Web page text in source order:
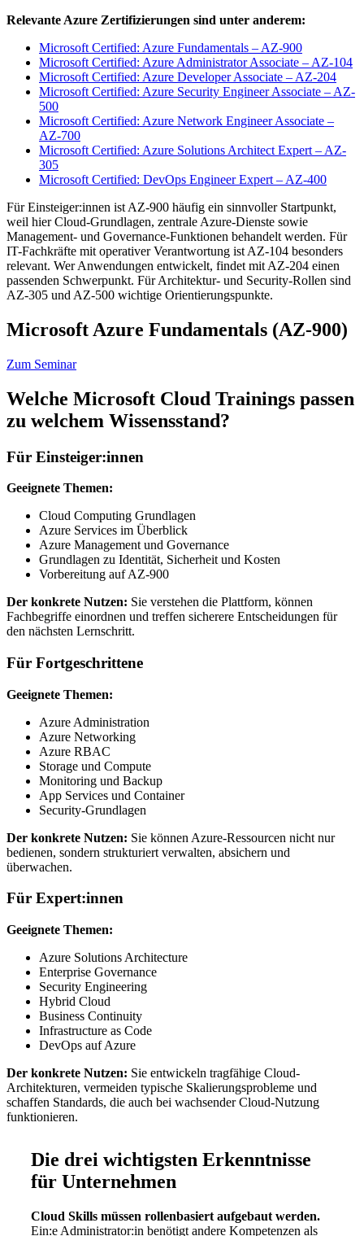
Relevante Azure Zertifizierungen sind unter anderem:
Microsoft Certified: Azure Fundamentals – AZ-900
Microsoft Certified: Azure Administrator Associate – AZ-104
Microsoft Certified: Azure Developer Associate – AZ-204
Microsoft Certified: Azure Security Engineer Associate – AZ-
500
Microsoft Certified: Azure Network Engineer Associate –
AZ-700
Microsoft Certified: Azure Solutions Architect Expert – AZ-
305
Microsoft Certified: DevOps Engineer Expert – AZ-400
Für Einsteiger:innen ist AZ-900 häufig ein sinnvoller Startpunkt,
weil hier Cloud-Grundlagen, zentrale Azure-Dienste sowie
Management- und Governance-Funktionen behandelt werden. Für
IT-Fachkräfte mit operativer Verantwortung ist AZ-104 besonders
relevant. Wer Anwendungen entwickelt, findet mit AZ-204 einen
passenden Schwerpunkt. Für Architektur- und Security-Rollen sind
AZ-305 und AZ-500 wichtige Orientierungspunkte.
Microsoft Azure Fundamentals (AZ-900)
Zum Seminar
Welche Microsoft Cloud Trainings passen
zu welchem Wissensstand?
Für Einsteiger:innen
Geeignete Themen:
Cloud Computing Grundlagen
Azure Services im Überblick
Azure Management und Governance
Grundlagen zu Identität, Sicherheit und Kosten
Vorbereitung auf AZ-900
Der konkrete Nutzen: Sie verstehen die Plattform, können
Fachbegriffe einordnen und treffen sicherere Entscheidungen für
den nächsten Lernschritt.
Für Fortgeschrittene
Geeignete Themen:
Azure Administration
Azure Networking
Azure RBAC
Storage und Compute
Monitoring und Backup
App Services und Container
Security-Grundlagen
Der konkrete Nutzen: Sie können Azure-Ressourcen nicht nur
bedienen, sondern strukturiert verwalten, absichern und
überwachen.
Für Expert:innen
Geeignete Themen:
Azure Solutions Architecture
Enterprise Governance
Security Engineering
Hybrid Cloud
Business Continuity
Infrastructure as Code
DevOps auf Azure
Der konkrete Nutzen: Sie entwickeln tragfähige Cloud-
Architekturen, vermeiden typische Skalierungsprobleme und
schaffen Standards, die auch bei wachsender Cloud-Nutzung
funktionieren.
Die drei wichtigsten Erkenntnisse
für Unternehmen
Cloud Skills müssen rollenbasiert aufgebaut werden.
Ein:e Administrator:in benötigt andere Kompetenzen als